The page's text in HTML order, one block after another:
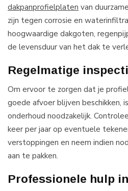
dakpanprofielplaten van
zijn tegen corrosie en
hoogwaardige dakgoten,
de levensduur van het dak te
Regelmatige
Om ervoor te zorgen dat je
goede afvoer blijven beschikken,
onderhoud noodzakelijk.
keer per jaar op eventuele
verstoppingen en neem indien
aan te pakken.
Professionele hulp